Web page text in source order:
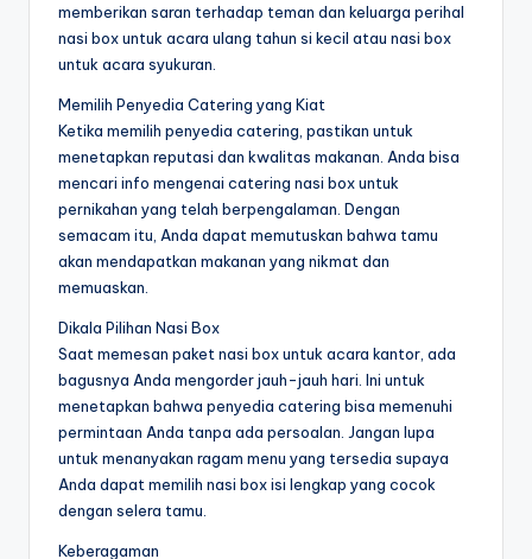
memberikan saran terhadap teman dan keluarga perihal
nasi box untuk acara ulang tahun si kecil atau nasi box
untuk acara syukuran.
Memilih Penyedia Catering yang Kiat
Ketika memilih penyedia catering, pastikan untuk
menetapkan reputasi dan kwalitas makanan. Anda bisa
mencari info mengenai catering nasi box untuk
pernikahan yang telah berpengalaman. Dengan
semacam itu, Anda dapat memutuskan bahwa tamu
akan mendapatkan makanan yang nikmat dan
memuaskan.
Dikala Pilihan Nasi Box
Saat memesan paket nasi box untuk acara kantor, ada
bagusnya Anda mengorder jauh-jauh hari. Ini untuk
menetapkan bahwa penyedia catering bisa memenuhi
permintaan Anda tanpa ada persoalan. Jangan lupa
untuk menanyakan ragam menu yang tersedia supaya
Anda dapat memilih nasi box isi lengkap yang cocok
dengan selera tamu.
Keberagaman